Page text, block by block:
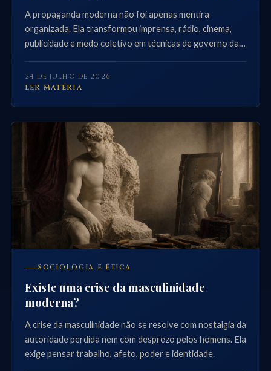
A propaganda moderna não foi apenas mentira
organizada. Ela transformou imprensa, rádio, cinema,
publicidade e medo coletivo em técnicas de governo da
24 DE JULHO DE 2026
LER MATÉRIA
SOCIOLOGIA E ÉTICA
Existe uma crise da masculinidade
moderna?
A crise da masculinidade não se resolve com nostalgia da
autoridade perdida nem com desprezo pelos homens. Ela
exige pensar trabalho, afeto, poder e identidade.